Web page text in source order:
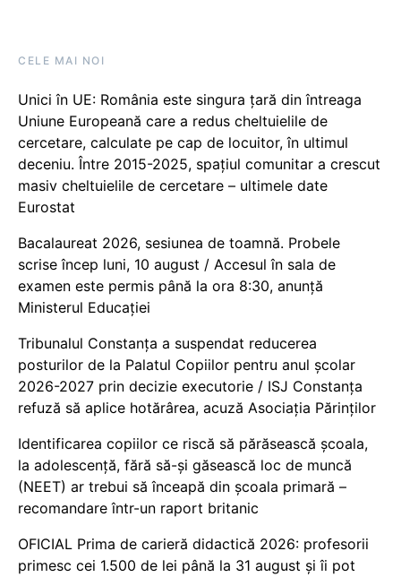
CELE MAI NOI
Unici în UE: România este singura țară din întreaga
Uniune Europeană care a redus cheltuielile de
cercetare, calculate pe cap de locuitor, în ultimul
deceniu. Între 2015-2025, spațiul comunitar a crescut
masiv cheltuielile de cercetare – ultimele date
Eurostat
Bacalaureat 2026, sesiunea de toamnă. Probele
scrise încep luni, 10 august / Accesul în sala de
examen este permis până la ora 8:30, anunță
Ministerul Educației
Tribunalul Constanța a suspendat reducerea
posturilor de la Palatul Copiilor pentru anul școlar
2026-2027 prin decizie executorie / ISJ Constanța
refuză să aplice hotărârea, acuză Asociația Părinților
Identificarea copiilor ce riscă să părăsească școala,
la adolescență, fără să-și găsească loc de muncă
(NEET) ar trebui să înceapă din școala primară –
recomandare într-un raport britanic
OFICIAL Prima de carieră didactică 2026: profesorii
primesc cei 1.500 de lei până la 31 august și îi pot